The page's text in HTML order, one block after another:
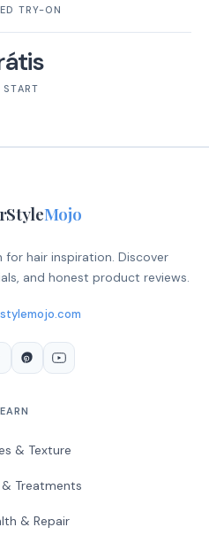
TRY-ON
START
Mojo
hair inspiration. Discover
and honest product reviews.
& Texture
Treatments
& Repair